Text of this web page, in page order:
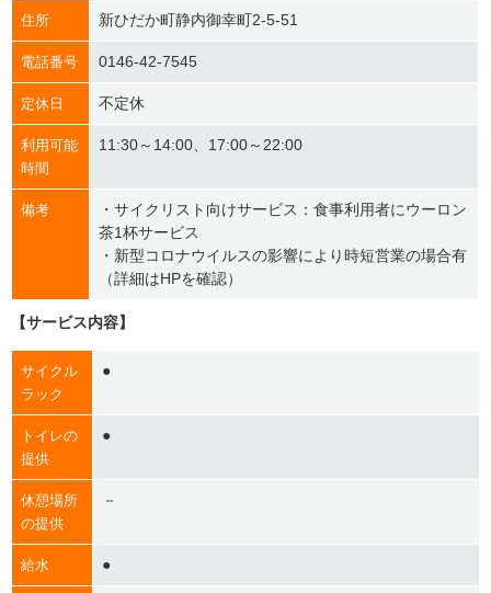
住所 新ひだか町静内御幸町2-5-51
電話番号 0146-42-7545
定休日 不定休
利用可能
時間
11:30～14:00、17:00～22:00
備考
・サイクリスト向けサービス：食事利用者にウーロン
茶1杯サービス
・新型コロナウイルスの影響により時短営業の場合有
（詳細はHPを確認）
【サービス内容】
サイクル
ラック
●
トイレの
提供
●
休憩場所
の提供
－
給水 ●